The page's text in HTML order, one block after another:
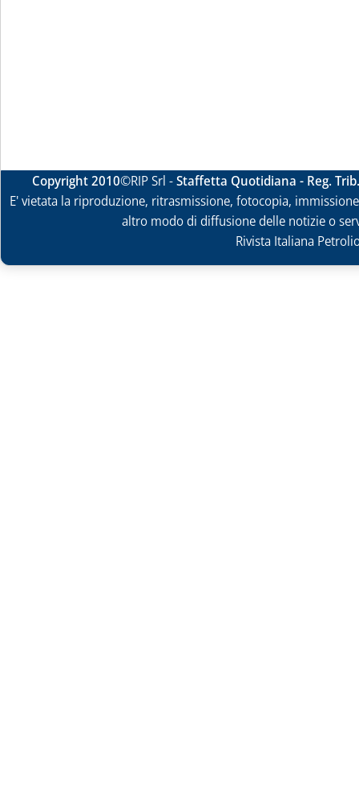
Copyright 2010©RIP Srl -Staffetta Quotidiana - Reg.
E' vietata la riproduzione, ritrasmissione, fotocopia,
altro modo di diffusione delle notizie o
Rivista Italiana